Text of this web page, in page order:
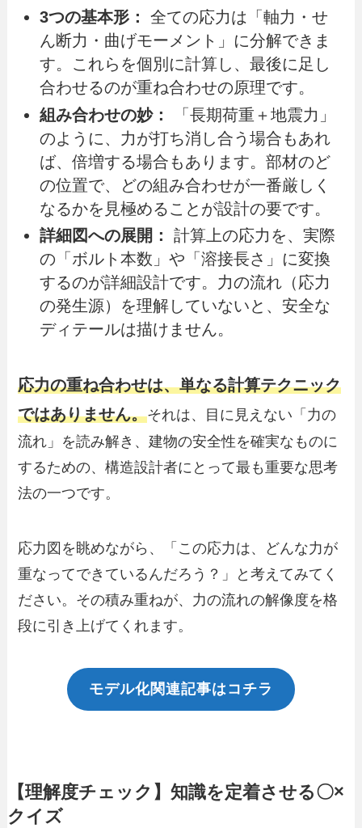
3つの基本形：
全ての応力は「軸力・せ
ん断力・曲げモーメント」に分解できま
す。これらを個別に計算し、最後に足し
合わせるのが重ね合わせの原理です。
組み合わせの妙：
「長期荷重＋地震力」
のように、力が打ち消し合う場合もあれ
ば、倍増する場合もあります。部材のど
の位置で、どの組み合わせが一番厳しく
なるかを見極めることが設計の要です。
詳細図への展開：
計算上の応力を、実際
の「ボルト本数」や「溶接長さ」に変換
するのが詳細設計です。力の流れ（応力
の発生源）を理解していないと、安全な
ディテールは描けません。
応力の重ね合わせは、単なる計算テクニック
ではありません。それは、目に見えない「力の
流れ」を読み解き、建物の安全性を確実なものに
するための、構造設計者にとって最も重要な思考
法の一つです。
応力図を眺めながら、「この応力は、どんな力が
重なってできているんだろう？」と考えてみてく
ださい。その積み重ねが、力の流れの解像度を格
段に引き上げてくれます。
モデル化関連記事はコチラ
【理解度チェック】知識を定着させる〇×
クイズ